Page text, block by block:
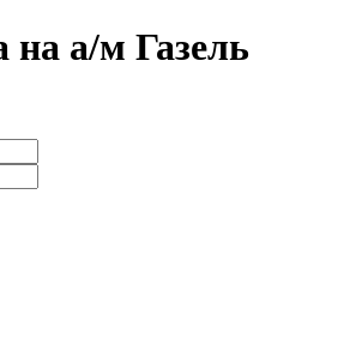
на а/м Газель